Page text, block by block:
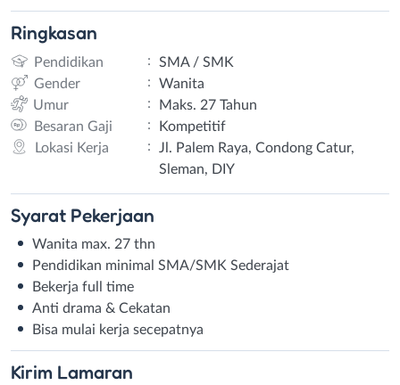
Ringkasan
Pendidikan :
SMA / SMK
Gender
:
Wanita
Umur
:
Maks. 27 Tahun
Besaran Gaji
:
Kompetitif
Lokasi Kerja
:
Jl. Palem Raya, Condong Catur,
Sleman, DIY
Syarat Pekerjaan
Wanita max. 27 thn
Pendidikan minimal SMA/SMK Sederajat
Bekerja full time
Anti drama & Cekatan
Bisa mulai kerja secepatnya
Kirim Lamaran